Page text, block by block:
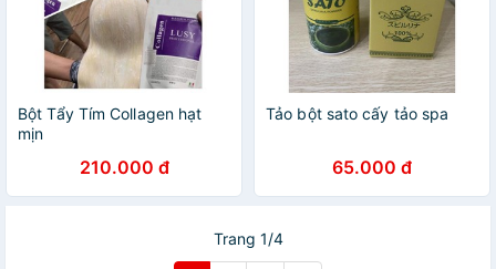
Bột Tẩy Tím Collagen hạt
mịn
210.000 đ
Tảo bột sato cấy tảo spa
65.000 đ
Trang 1/4